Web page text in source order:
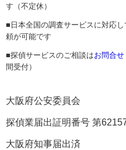
す（不定休）
■日本全国の調査サービスに対応
頼が可能です
■探偵サービスのご相談はお問合せ
間受付）
大阪府公安委員会
探偵業届出証明番号 第
大阪府知事届出済